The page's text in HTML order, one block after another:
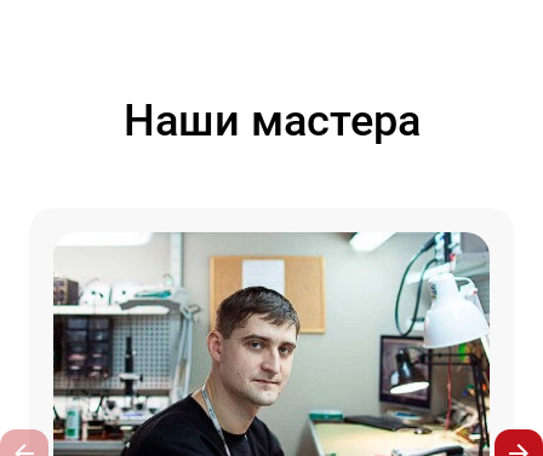
Наши мастера